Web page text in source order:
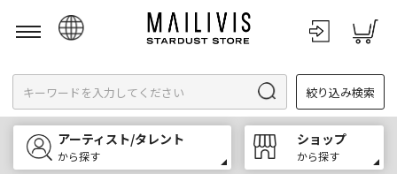
English
한국어
中文
絞り込み検索
アーティスト/タレント
から探す
ショップ
から探す